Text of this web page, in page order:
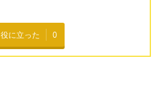
役に立った 0